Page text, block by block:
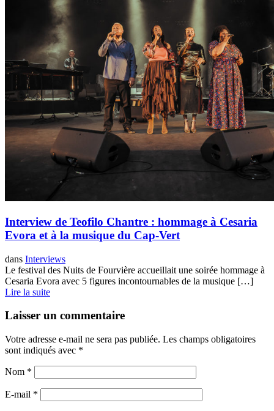
Interview de Teofilo Chantre : hommage à Cesaria
Evora et à la musique du Cap-Vert
dans Interviews
Le festival des Nuits de Fourvière accueillait une soirée hommage à
Cesaria Evora avec 5 figures incontournables de la musique […]
Lire la suite
Laisser un commentaire
Votre adresse e-mail ne sera pas publiée. Les champs obligatoires
sont indiqués avec *
Nom *
E-mail *